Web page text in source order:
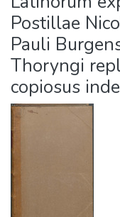
Postillae
Pauli
Thoryngi
copiosus